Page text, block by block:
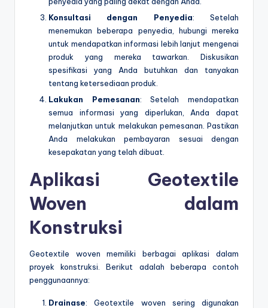
Konsultasi dengan Penyedia: Setelah
menemukan beberapa penyedia, hubungi mereka
untuk mendapatkan informasi lebih lanjut mengenai
produk yang mereka tawarkan. Diskusikan
spesifikasi yang Anda butuhkan dan tanyakan
tentang ketersediaan produk.
Lakukan Pemesanan: Setelah mendapatkan
semua informasi yang diperlukan, Anda dapat
melanjutkan untuk melakukan pemesanan. Pastikan
Anda melakukan pembayaran sesuai dengan
kesepakatan yang telah dibuat.
Aplikasi Geotextile
Woven dalam
Konstruksi
Geotextile woven memiliki berbagai aplikasi dalam
proyek konstruksi. Berikut adalah beberapa contoh
penggunaannya:
Drainase: Geotextile woven sering digunakan